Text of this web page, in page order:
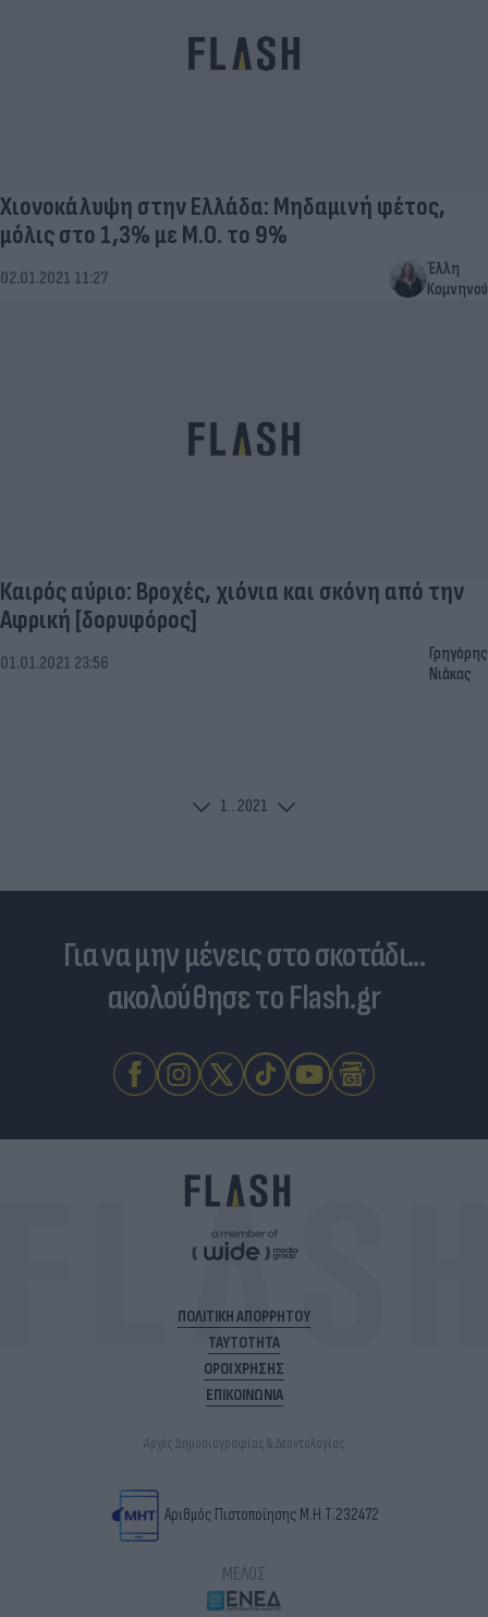
Χιονοκάλυψη στην Ελλάδα: Μηδαμινή φέτος,
μόλις στο 1,3% με Μ.Ο. το 9%
02.01.2021 11:27
Έλλη
Κομνηνού
Καιρός αύριο: Βροχές, χιόνια και σκόνη από την
Αφρική [δορυφόρος]
01.01.2021 23:56
Γρηγόρης
Νιάκας
1...2021
Για να μην μένεις στο σκοτάδι...
ακολούθησε το Flash.gr
ΠΟΛΙΤΙΚΗ ΑΠΟΡΡΗΤΟΥ
ΤΑΥΤΟΤΗΤΑ
ΟΡΟΙ ΧΡΗΣΗΣ
ΕΠΙΚΟΙΝΩΝΙΑ
Αρχές Δημοσιογραφίας & Δεοντολογίας
Αριθμός Πιστοποίησης Μ.Η.Τ.232472
ΜΕΛΟΣ